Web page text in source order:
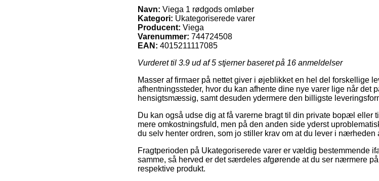
Navn: Viega 1 rødgods omløber
Kategori: Ukategoriserede varer
Producent: Viega
Varenummer: 744724508
EAN: 4015211117085
Vurderet til 3.9 ud af 5 stjerner baseret på 16 anmeldelser
Masser af firmaer på nettet giver i øjeblikket en hel del forskellige
afhentningssteder, hvor du kan afhente dine nye varer lige når det
hensigtsmæssig, samt desuden ydermere den billigste
Du kan også udse dig at få varerne bragt til din private bopæl eller
mere omkostningsfuld, men på den anden side yderst
du selv henter ordren, som jo stiller krav om at du lever i nærheden
Fragtperioden på Ukategoriserede varer er vældig bestemmende
samme, så herved er det særdeles afgørende at du ser nærmere
respektive produkt.